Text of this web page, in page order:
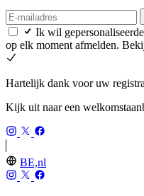
Ik wil
op elk moment afmelden.
Hartelijk dank voor uw
Kijk uit naar een
BE,nl